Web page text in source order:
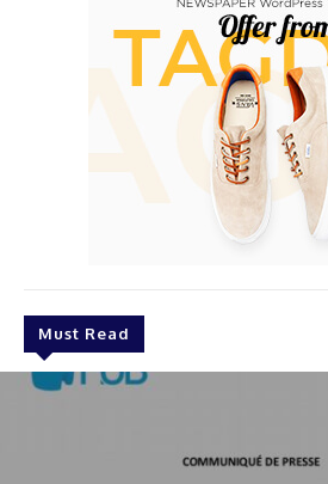
Must Read